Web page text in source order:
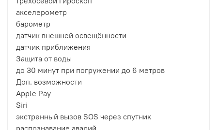
акселерометр
барометр
датчик внешней освещённости
датчик приближения
Защита от воды
до 30 минут при погружении до 6 метров
Доп. возможности
Apple Pay
Siri
экстренный вызов SOS через спутник